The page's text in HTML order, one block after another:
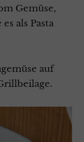
Gemüse,
als Pasta
auf